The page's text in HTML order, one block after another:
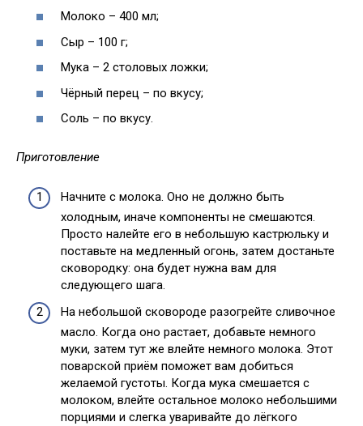
Молоко – 400 мл;
Сыр – 100 г;
Мука – 2 столовых ложки;
Чёрный перец – по вкусу;
Соль – по вкусу.
Приготовление
Начните с молока. Оно не должно быть
холодным, иначе компоненты не смешаются.
Просто налейте его в небольшую кастрюльку и
поставьте на медленный огонь, затем достаньте
сковородку: она будет нужна вам для
следующего шага.
На небольшой сковороде разогрейте сливочное
масло. Когда оно растает, добавьте немного
муки, затем тут же влейте немного молока. Этот
поварской приём поможет вам добиться
желаемой густоты. Когда мука смешается с
молоком, влейте остальное молоко небольшими
порциями и слегка уваривайте до лёгкого